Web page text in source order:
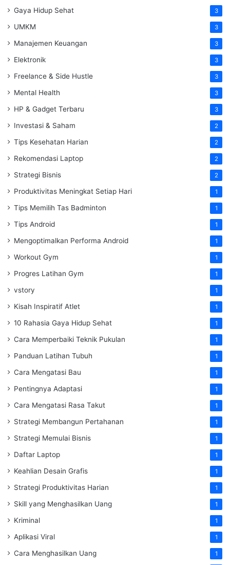
Gaya Hidup Sehat 3
UMKM 3
Manajemen Keuangan 3
Elektronik 3
Freelance & Side Hustle 3
Mental Health 3
HP & Gadget Terbaru 3
Investasi & Saham 2
Tips Kesehatan Harian 2
Rekomendasi Laptop 2
Strategi Bisnis 2
Produktivitas Meningkat Setiap Hari 1
Tips Memilih Tas Badminton 1
Tips Android 1
Mengoptimalkan Performa Android 1
Workout Gym 1
Progres Latihan Gym 1
vstory 1
Kisah Inspiratif Atlet 1
10 Rahasia Gaya Hidup Sehat 1
Cara Memperbaiki Teknik Pukulan 1
Panduan Latihan Tubuh 1
Cara Mengatasi Bau 1
Pentingnya Adaptasi 1
Cara Mengatasi Rasa Takut 1
Strategi Membangun Pertahanan 1
Strategi Memulai Bisnis 1
Daftar Laptop 1
Keahlian Desain Grafis 1
Strategi Produktivitas Harian 1
Skill yang Menghasilkan Uang 1
Kriminal 1
Aplikasi Viral 1
Cara Menghasilkan Uang 1